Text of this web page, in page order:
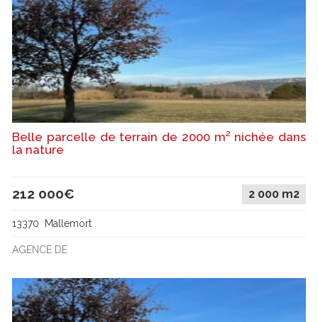
Belle parcelle de terrain de 2000 m² nichée dans
la nature
212 000€ 2 000 m2
13370 Mallemort
AGENCE DE